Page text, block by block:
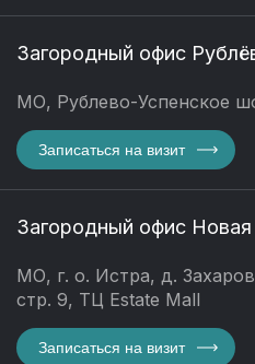
Загородный офис
МО, Рублево-Успенское
Записаться на визит
Загородный офис Новая
МО, г. о. Истра, д.
стр. 9, ТЦ Estate Mall
Записаться на визит